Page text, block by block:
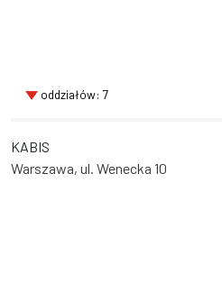
oddziałów: 7
KABIS
Warszawa, ul. Wenecka 10